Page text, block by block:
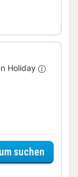
Holiday
suchen